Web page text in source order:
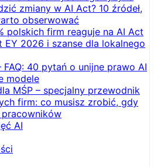
zmiany w AI Act? 10 źródeł,
obserwować
polskich firm reaguje na AI Act
EY 2026 i szanse dla lokalnego
FAQ: 40 pytań o unijne prawo AI
modele
MŚP – specjalny przewodnik
firm: co musisz zrobić, gdy
pracowników
AI